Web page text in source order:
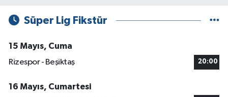
Süper Lig Fikstür
15 Mayıs, Cuma
Rizespor - Beşiktaş
20:00
16 Mayıs, Cumartesi